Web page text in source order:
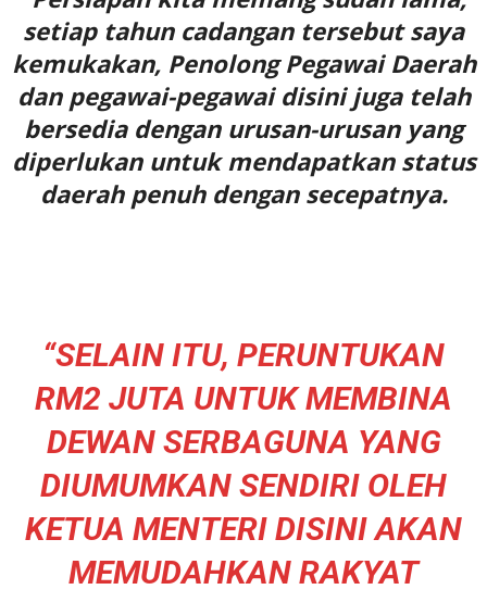
setiap tahun cadangan tersebut saya
kemukakan, Penolong Pegawai Daerah
dan pegawai-pegawai disini juga telah
bersedia dengan urusan-urusan yang
diperlukan untuk mendapatkan status
daerah penuh dengan secepatnya.
“SELAIN ITU, PERUNTUKAN
RM2 JUTA UNTUK MEMBINA
DEWAN SERBAGUNA YANG
DIUMUMKAN SENDIRI OLEH
KETUA MENTERI DISINI AKAN
MEMUDAHKAN RAKYAT